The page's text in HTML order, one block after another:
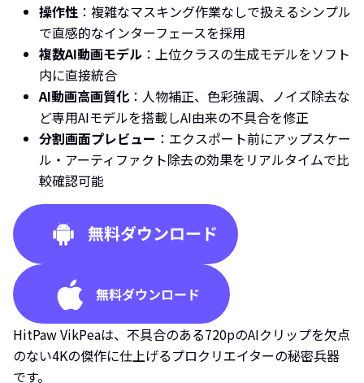
操作性 ：複雑なマスキング作業なしで扱えるシンプル
で直感的なインターフェースを採用
複数AI動画モデル ：上位クラスの生成モデルをソフト
内に直接統合
AI動画高画質化 ：人物補正、色彩強調、ノイズ除去な
ど専用AIモデルを搭載しAI由来の不具合を修正
分割画面プレビュー ：エクスポート前にアップスケー
ル・アーティファクト除去の効果をリアルタイムで比
較確認可能
HitPaw VikPeaは、不具合のある720pのAIクリップを欠点
のない4Kの傑作に仕上げるプロクリエイターの秘密兵器
です。